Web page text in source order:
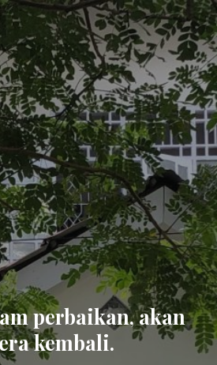
perbaikan, akan
kembali.